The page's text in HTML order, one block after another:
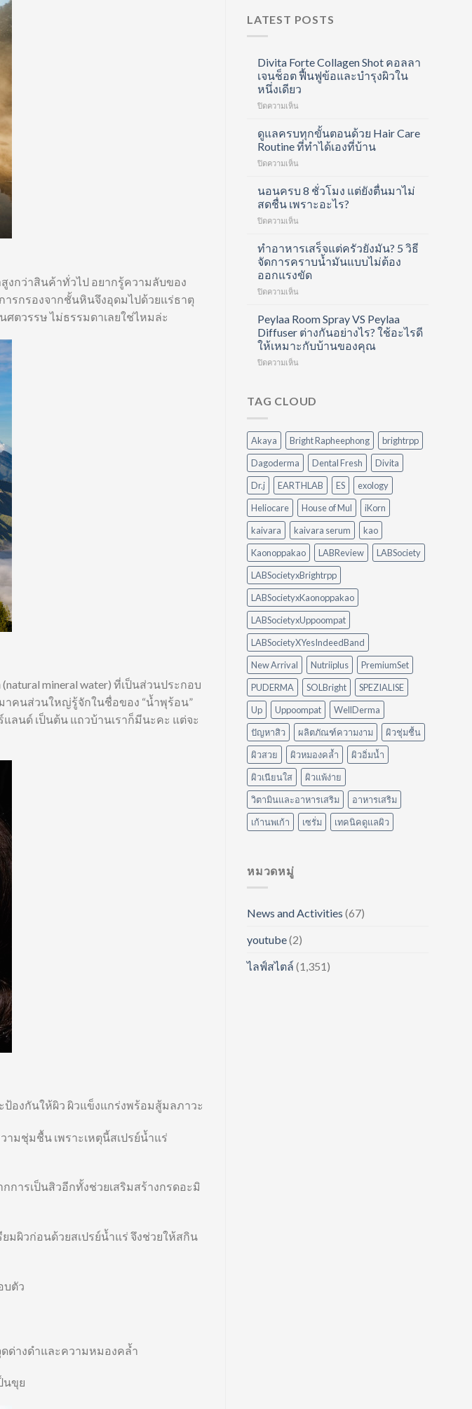
กว่าสินค้าทั่วไป อยากรู้ความลับของ
ารกรองจากชั้นหินจึงอุดมไปด้วยแร่ธาตุ
ตวรรษ ไม่ธรรมดาเลยใช่ไหมล่ะ
mineral water) ที่เป็นส่วนประกอบ
าคนส่วนใหญ่รู้จักในชื่อของ “น้ำพุร้อน”
ลนด์ เป็นต้น แถวบ้านเราก็มีนะคะ แต่จะ
ป้องกันให้ผิว ผิวแข็งแกร่งพร้อมสู้มลภาวะ
มชุ่มชื้น เพราะเหตุนี้สเปรย์น้ำแร่
การเป็นสิวอีกทั้งช่วยเสริมสร้างกรดอะมิ
มผิวก่อนด้วยสเปรย์น้ำแร่ จึงช่วยให้สกิน
บตัว
ด่างดำและความหมองคล้ำ
นขุย
LATEST POSTS
Divita Forte Collagen Shot คอลลา
เจนช็อต ฟื้นฟูข้อและบำรุงผิวใน
หนึ่งเดียว
ปิดความเห็น
Collagen
Shot
คอ
ลา
เจน
ฟื้นฟู
และ
บำรุง
ผิว
หนึ่ง
ดูแลครบทุกขั้นตอนด้วย Hair Care
Routine ที่ทำได้เองที่บ้าน
ปิดความเห็น
ครบ
ขั้น
ตอน
Hair
Care
Routine
ที่
ทำได้
ที่
บ้าน
นอนครบ 8 ชั่วโมง แต่ยังตื่นมาไม่
สดชื่น เพราะอะไร?
ปิดความเห็น
ชั่วโมง
แต่
ยัง
ไม่
สดชื่น
เพราะ
อะไร?
ทำอาหารเสร็จแต่ครัวยังมัน? 5 วิธี
จัดการคราบน้ำมันแบบไม่ต้อง
ออกแรงขัด
ปิดความเห็น
เสร็จ
แต่
ครัว
ยัง
วิธี
น้ำมัน
แบบ
ไม่
ต้อง
ออกแรง
ขัด
Peylaa Room Spray VS Peylaa
Diffuser ต่างกันอย่างไร? ใช้อะไรดี
ให้เหมาะกับบ้านของคุณ
ปิดความเห็น
Spray
Diffuser
ต่าง
กัน
อย่างไร?
ใช้
อะไร
ดี
ให้
เหมาะ
กับ
บ้าน
ของ
คุณ
TAG CLOUD
Akaya Bright Rapheephong
brightrpp
Dagoderma
Dental Fresh
Divita
Dr.j
EARTHLAB ES
exology
Heliocare
House of Mul
iKorn
kaivara
kaivara serum
kao
Kaonoppakao
LABReview
LABSociety
LABSocietyxBrightrpp
LABSocietyxKaonoppakao
LABSocietyxUppoompat
LABSocietyXYesIndeedBand
New Arrival
Nutriiplus
PremiumSet
PUDERMA
SOLBright
SPEZIALISE
Up
Uppoompat
WellDerma
ปัญหาสิว
ผลิตภัณฑ์ความงาม
ผิวชุ่มชื้น
ผิวสวย
ผิวหมองคล้ำ
ผิวอิ่มน้ำ
ผิวเนียนใส
ผิวแพ้ง่าย
วิตามินและอาหารเสริม
อาหารเสริม
เก้านพเก้า
เซรั่ม เทคนิคดูแลผิว
หมวดหมู่
News and Activities (67)
youtube(2)
ไลฟ์สไตล์ (1,351)